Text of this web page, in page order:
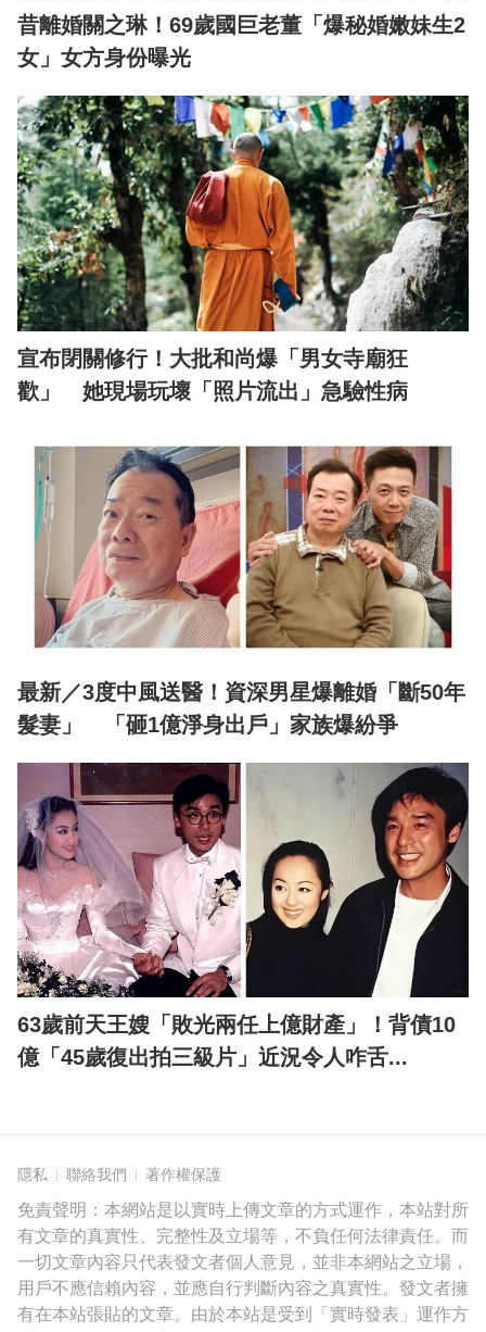
昔離婚關之琳！69歲國巨老董「爆秘婚嫩妹生2
女」女方身份曝光
宣布閉關修行！大批和尚爆「男女寺廟狂
歡」 她現場玩壞「照片流出」急驗性病
最新／3度中風送醫！資深男星爆離婚「斷50年
髮妻」 「砸1億淨身出戶」家族爆紛爭
63歲前天王嫂「敗光兩任上億財產」！背債10
億「45歲復出拍三級片」近況令人咋舌...
隱私 聯絡我們 著作權保護
免責聲明：本網站是以實時上傳文章的方式運作，本站對所
有文章的真實性、完整性及立場等，不負任何法律責任。而
一切文章內容只代表發文者個人意見，並非本網站之立場，
用戶不應信賴內容，並應自行判斷內容之真實性。發文者擁
有在本站張貼的文章。由於本站是受到「實時發表」運作方